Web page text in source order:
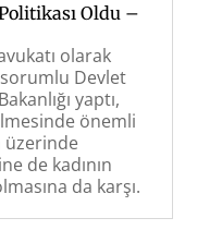
Oldu –
olarak
sorumlu Devlet
yaptı,
önemli
üzerinde
de kadının
da karşı.